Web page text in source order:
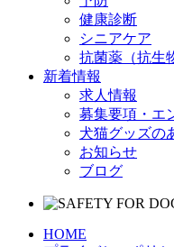
健康診断
シニアケア
抗菌薬（抗生
新着情報
求人情報
募集要項・エ
犬猫グッズの
お知らせ
ブログ
HOME